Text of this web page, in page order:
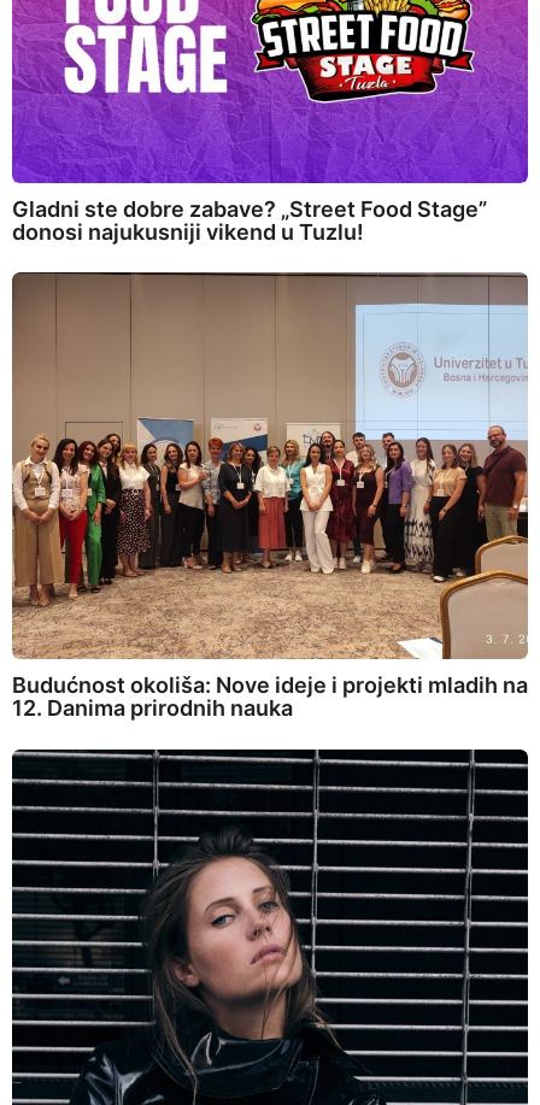
Gladni ste dobre zabave? „Street Food Stage”
donosi najukusniji vikend u Tuzlu!
Budućnost okoliša: Nove ideje i projekti mladih na
12. Danima prirodnih nauka